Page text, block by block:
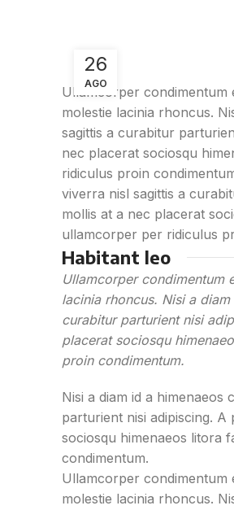
26
AGO
Ullamcorper condimentum
molestie lacinia rhoncus.
sagittis a curabitur
nec placerat sociosqu
ridiculus proin
viverra nisl sagittis a
mollis at a nec placerat
ullamcorper per ridiculus
Habitant leo
Ullamcorper condimentum
lacinia rhoncus. Nisi a
curabitur parturient nisi
placerat sociosqu
proin condimentum.
Nisi a diam id a
parturient nisi adipiscing.
sociosqu himenaeos litora
condimentum.
Ullamcorper condimentum
molestie lacinia rhoncus.